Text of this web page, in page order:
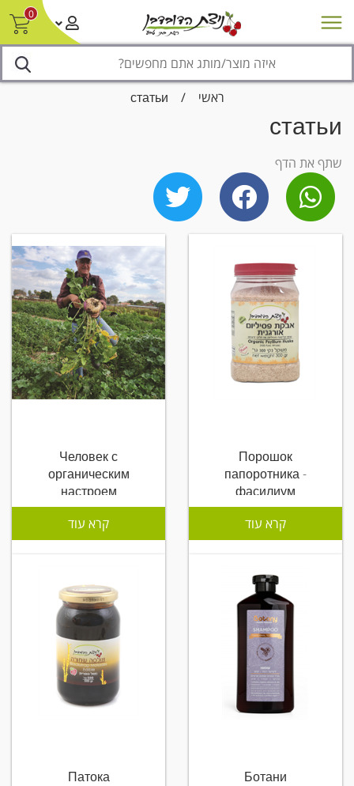
0
מבצעים סניפים צור קשר/ביטול הזמנה
ראשי /
статьи
статьи
שתף את הדף
Порошок
папоротника -
фасилиум
קרא עוד
Человек с
органическим
настроем
קרא עוד
Ботани
Патока